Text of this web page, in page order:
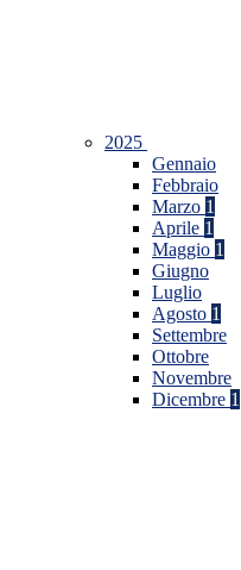
2025
Gennaio
Febbraio
Marzo 1
Aprile 1
Maggio 1
Giugno
Luglio
Agosto 1
Settembre
Ottobre
Novembre
Dicembre 1